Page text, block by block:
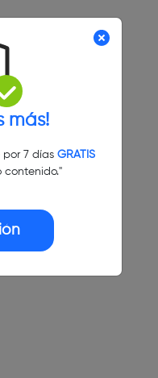
más!
7 días GRATIS
contenido."